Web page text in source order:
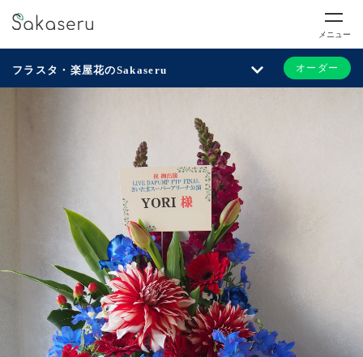
メニュー
フラスタ・楽屋花のSakaseru オーダー